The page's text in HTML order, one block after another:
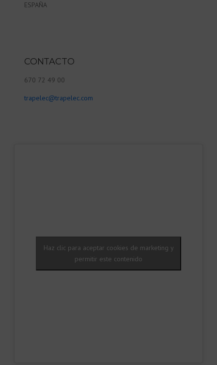
ESPAÑA
CONTACTO
670 72 49 00
trapelec@trapelec.com
Haz clic para aceptar cookies de marketing y
permitir este contenido